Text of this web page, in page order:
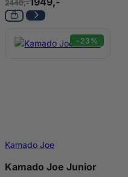
2440,-
-23%
Kamado Joe
Kamado Joe Junior